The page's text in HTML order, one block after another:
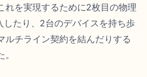
れを実現するために2枚目の物理
したり、2台のデバイスを持ち歩
ルチライン契約を結んだりする